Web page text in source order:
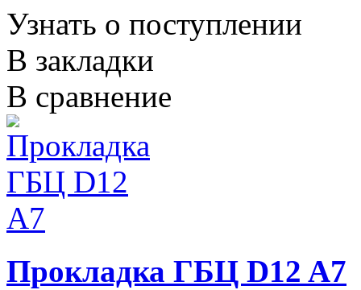
Узнать о поступлении
В закладки
В сравнение
Прокладка ГБЦ D12 A7